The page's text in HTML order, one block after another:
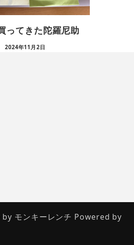
ってきた陀羅尼助
2024年11月2日
by モンキーレンチ Powered by